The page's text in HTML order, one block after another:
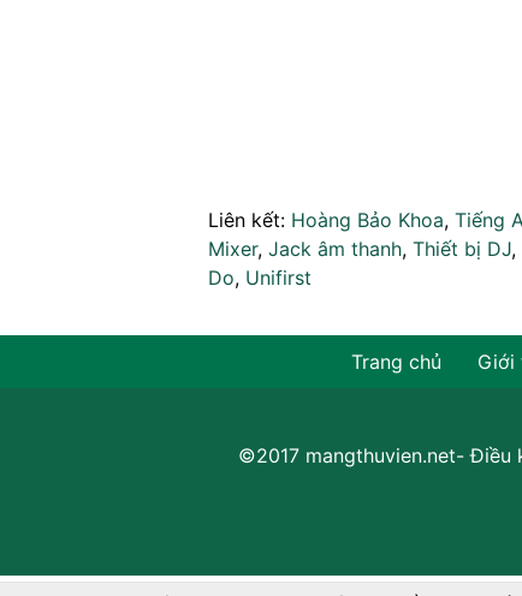
Liên kết: Hoàng Bảo Khoa, Tiếng
Mixer, Jack âm thanh, Thiết bị DJ,
Do, Unifirst
Trang chủ Giới
©2017 mangthuvien.net-Điều